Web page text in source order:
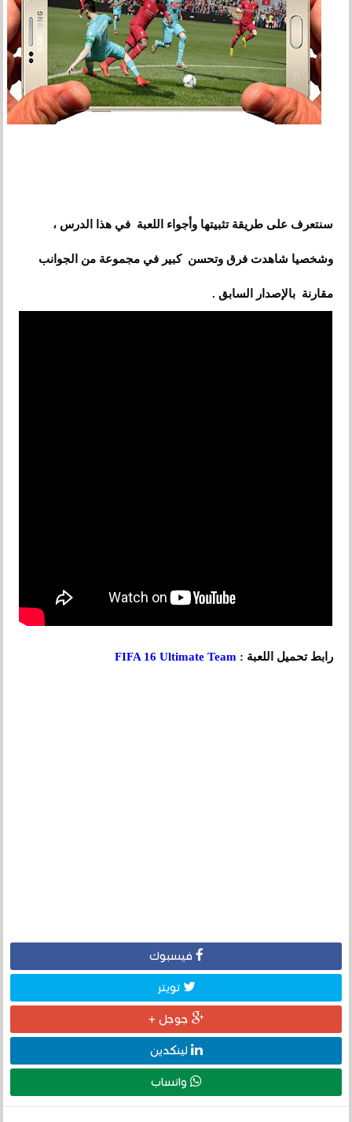
سنتعرف على طريقة تثبيتها وأجواء اللعبة في هذا الدرس ،
وشخصيا شاهدت فرق وتحسن كبير في مجموعة من الجوانب
مقارنة بالإصدار السابق .
رابط تحميل اللعبة : FIFA 16 Ultimate Team
فيسبوك
تويتر
جوجل +
لينكدين
واتساب